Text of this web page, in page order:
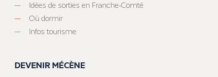
Idées de sorties en Franche-Comté
Où dormir
Infos tourisme
DEVENIR MÉCÈNE